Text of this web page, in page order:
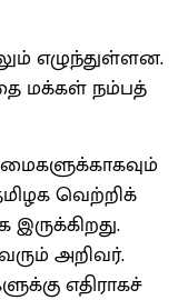
எழுந்துள்ளன.
மக்கள் நம்பத்
வெற்றிக்
அறிவர்.
எதிராகச்